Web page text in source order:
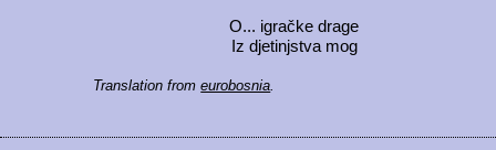
O... igračke drage
Iz djetinjstva mog
Translation fromeurobosnia.